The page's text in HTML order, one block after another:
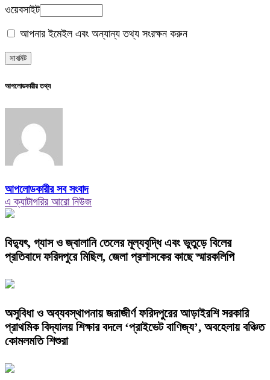
ওয়েবসাইট
আপনার ইমেইল এবং অন্যান্য তথ্য সংরক্ষন করুন
আপলোডকারীর তথ্য
আপলোডকারীর সব সংবাদ
এ ক্যাটাগরির আরো নিউজ
বিদ্যুৎ, গ্যাস ও জ্বালানি তেলের মূল্যবৃদ্ধি এবং ভুতুড়ে বিলের
প্রতিবাদে ফরিদপুরে মিছিল, জেলা প্রশাসকের কাছে স্মারকলিপি
অসুবিধা ও অব্যবস্থাপনায় জরাজীর্ণ ফরিদপুরের আড়াইরশি সরকারি
প্রাথমিক বিদ্যালয় শিক্ষার বদলে ‘প্রাইভেট বাণিজ্য’, অবহেলায় বঞ্চিত
কোমলমতি শিশুরা